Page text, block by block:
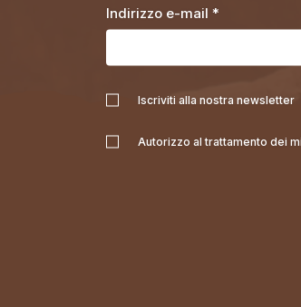
Indirizzo e-mail *
Iscriviti alla nostra newsletter
Autorizzo al trattamento dei